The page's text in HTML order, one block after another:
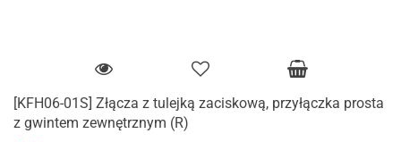
[KFH06-01S] Złącza z tulejką zaciskową, przyłączka prosta
z gwintem zewnętrznym (R)